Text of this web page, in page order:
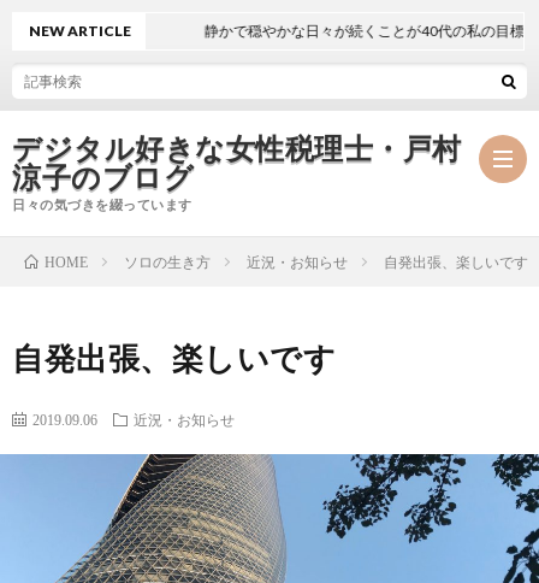
デジタル好きな女性税理士・戸村
涼子のブログ
日々の気づきを綴っています
ィ
ー
所
HP
ル
マ
執
筆
セ
NEW ARTICLE 静かで穏やかな日々が続くことが40代の私の目標
HOME ソロの生き方 近況・お知らせ 自発出張、楽しいです
自発出張、楽しいです
2019.09.06 近況・お知らせ